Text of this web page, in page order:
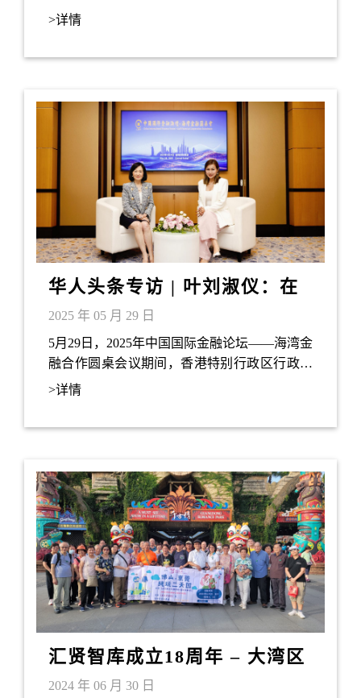
双方就加强香港与迪拜两地在科技、金融、经
>详情
华人头条专访 | 叶刘淑仪：在
不确定中寻找确定，促进香港
与海湾数字金融合作
2025 年 05 月 29 日
5月29日，2025年中国国际金融论坛——海湾金
融合作圆桌会议期间，香港特别行政区行政会
议召集人、汇贤智库理事会主席叶刘淑仪出席
>详情
汇贤智库成立18周年 – 大湾区
佛山、东莞考察之旅
2024 年 06 月 30 日